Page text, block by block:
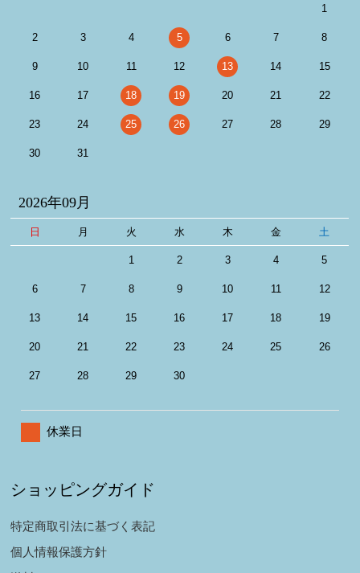
1
2 3 4 5 6 7 8
9 10 11 12 13 14 15
16 17 18 19 20 21 22
23 24 25 26 27 28 29
30 31
2026年09月
日 月 火 水 木 金 土
1 2 3 4 5
6 7 8 9 10 11 12
13 14 15 16 17 18 19
20 21 22 23 24 25 26
27 28 29 30
休業日
ショッピングガイド
特定商取引法に基づく表記
個人情報保護方針